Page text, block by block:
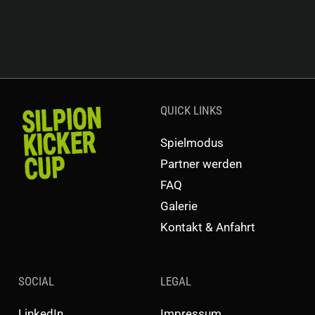
QUICK LINKS
Spielmodus
Partner werden
FAQ
Galerie
Kontakt & Anfahrt
SOCIAL LEGAL